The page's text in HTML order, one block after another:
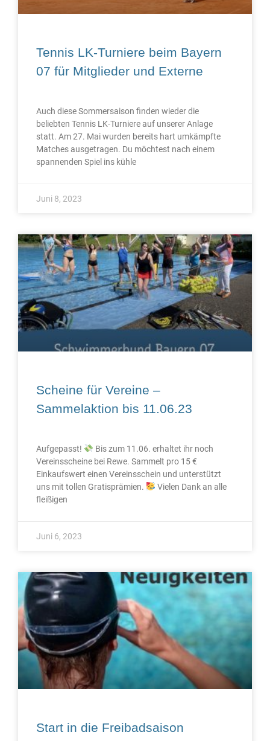
Tennis LK-Turniere beim Bayern
07 für Mitglieder und Externe
Auch diese Sommersaison finden wieder die
beliebten Tennis LK-Turniere auf unserer Anlage
statt. Am 27. Mai wurden bereits hart umkämpfte
Matches ausgetragen. Du möchtest nach einem
spannenden Spiel ins kühle
Juni 8, 2023
Scheine für Vereine –
Sammelaktion bis 11.06.23
Aufgepasst!
Bis zum 11.06. erhaltet ihr noch
Vereinsscheine bei Rewe. Sammelt pro 15 €
Einkaufswert einen Vereinsschein und unterstützt
uns mit tollen Gratisprämien.
Vielen Dank an alle
fleißigen
Juni 6, 2023
Start in die Freibadsaison